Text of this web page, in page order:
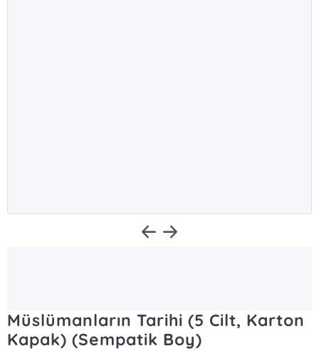
Müslümanların Tarihi (5 Cilt, Karton
Kapak) (Sempatik Boy)